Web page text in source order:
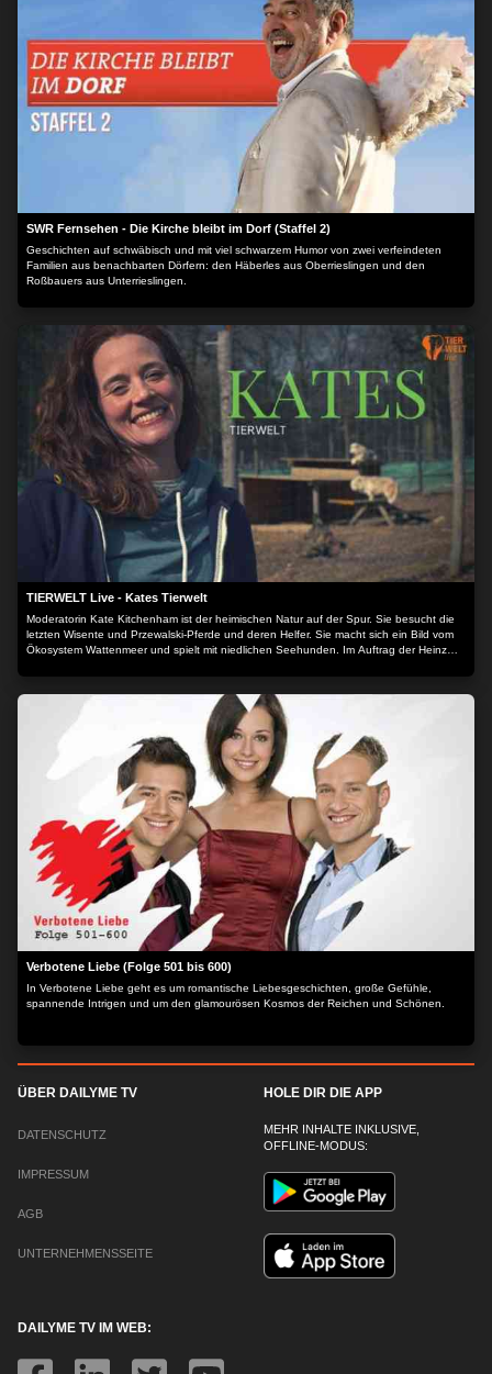
SWR Fernsehen - Die Kirche bleibt im Dorf (Staffel 2)
Geschichten auf schwäbisch und mit viel schwarzem Humor von zwei verfeindeten
Familien aus benachbarten Dörfern: den Häberles aus Oberrieslingen und den
Roßbauers aus Unterrieslingen.
TIERWELT Live - Kates Tierwelt
Moderatorin Kate Kitchenham ist der heimischen Natur auf der Spur. Sie besucht die
letzten Wisente und Przewalski-Pferde und deren Helfer. Sie macht sich ein Bild vom
Ökosystem Wattenmeer und spielt mit niedlichen Seehunden. Im Auftrag der Heinz
Heimat - und derer, die sie schützen.
Verbotene Liebe (Folge 501 bis 600)
In Verbotene Liebe geht es um romantische Liebesgeschichten, große Gefühle,
spannende Intrigen und um den glamourösen Kosmos der Reichen und Schönen.
ÜBER DAILYME TV
DATENSCHUTZ
IMPRESSUM
AGB
UNTERNEHMENSSEITE
HOLE DIR DIE APP
MEHR INHALTE INKLUSIVE,
OFFLINE-MODUS:
DAILYME TV IM WEB: